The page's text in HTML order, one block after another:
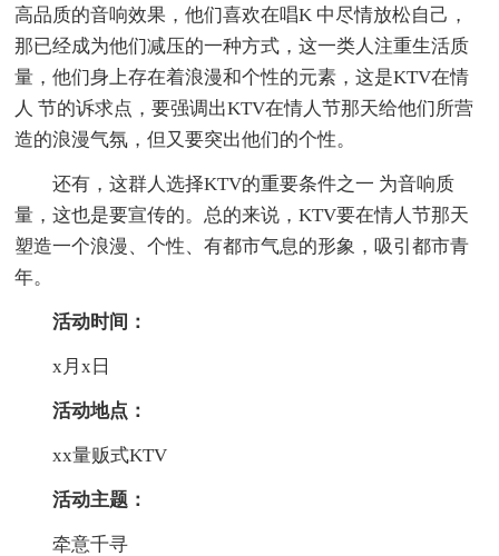
高品质的音响效果，他们喜欢在唱K 中尽情放松自己，
那已经成为他们减压的一种方式，这一类人注重生活质
量，他们身上存在着浪漫和个性的元素，这是KTV在情
人 节的诉求点，要强调出KTV在情人节那天给他们所营
造的浪漫气氛，但又要突出他们的个性。
还有，这群人选择KTV的重要条件之一 为音响质
量，这也是要宣传的。总的来说，KTV要在情人节那天
塑造一个浪漫、个性、有都市气息的形象，吸引都市青
年。
活动时间：
x月x日
活动地点：
xx量贩式KTV
活动主题：
牵意千寻